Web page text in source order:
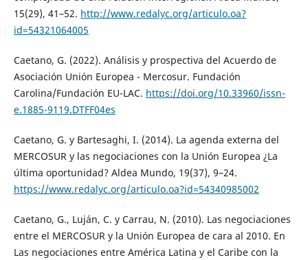
15(29), 41–52. http://www.redalyc.org/articulo.oa?
id=54321064005
Caetano, G. (2022). Análisis y prospectiva del Acuerdo de
Asociación Unión Europea - Mercosur. Fundación
Carolina/Fundación EU-LAC. https://doi.org/10.33960/issn-
e.1885-9119.DTFF04es
Caetano, G. y Bartesaghi, I. (2014). La agenda externa del
MERCOSUR y las negociaciones con la Unión Europea ¿La
última oportunidad? Aldea Mundo, 19(37), 9–24.
https://www.redalyc.org/articulo.oa?id=54340985002
Caetano, G., Luján, C. y Carrau, N. (2010). Las negociaciones
entre el MERCOSUR y la Unión Europea de cara al 2010. En
Las negociaciones entre América Latina y el Caribe con la